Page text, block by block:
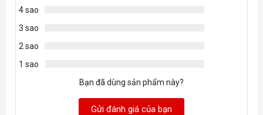
4 sao
3 sao
2 sao
1 sao
Bạn đã dùng sản phẩm này?
Gửi đánh giá của bạn